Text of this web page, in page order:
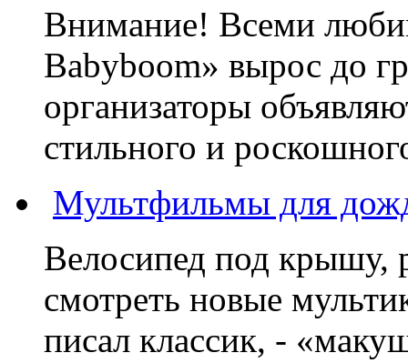
Внимание! Всеми
Babyboom» вырос до
организаторы
стильного и
Мультфильмы для
Велосипед под крышу,
смотреть новые
писал классик, -